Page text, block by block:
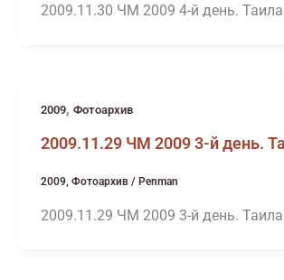
2009.11.30 ЧМ 2009 4-й день.
2009, Фотоархив
2009.11.29 ЧМ 2009 3-й день.
2009, Фотоархив/ Penman
2009.11.29 ЧМ 2009 3-й день.